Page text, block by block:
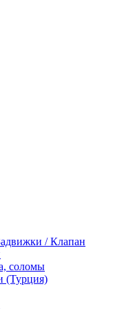
/ Клапан
соломы
(Турция)